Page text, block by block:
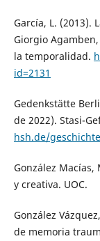
García, L. (2013).
Giorgio
la temporalidad.
id=2131
Gedenkstätte
de 2022). Stasi-
hsh.de/
González Macías,
y creativa. UOC.
González
de memoria